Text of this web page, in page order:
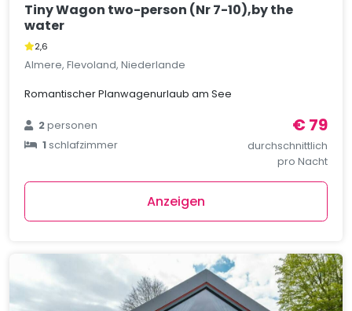
Tiny Wagon two-person (Nr 7-10),by the
water
2,6
Almere, Flevoland, Niederlande
Romantischer Planwagenurlaub am See
2personen
1schlafzimmer
€ 79
durchschnittlich
pro Nacht
Anzeigen